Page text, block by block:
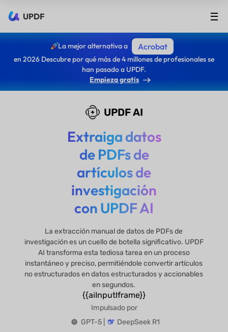
UPDF
La mejor alternativa a Acrobat
en 2026 Descubre por qué más de 4 millones de profesionales se
han pasado a UPDF.
Empieza gratis
UPDF AI
Extraiga datos
de PDFs de
artículos de
investigación
con UPDF AI
La extracción manual de datos de PDFs de
investigación es un cuello de botella significativo. UPDF
AI transforma esta tediosa tarea en un proceso
instantáneo y preciso, permitiéndole convertir artículos
no estructurados en datos estructurados y accionables
en segundos.
{{aiInputIframe}}